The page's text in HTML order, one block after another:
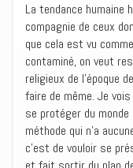
La tendance humaine
compagnie de ceux
que cela est vu
contaminé, on veut
religieux de l’époque
faire de même. Je
se protéger du
méthode qui n’a
c’est de vouloir se